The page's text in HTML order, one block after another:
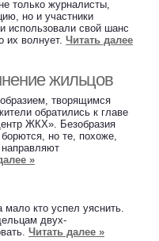
только журналисты,
но и участники
свой шанс
их волнует. Читать далее
жильцов
творящимся
обратились к главе
ЖКХ». Безобразия
но те, похоже,
»
мало кто успел уяснить.
двух-
Читать далее »